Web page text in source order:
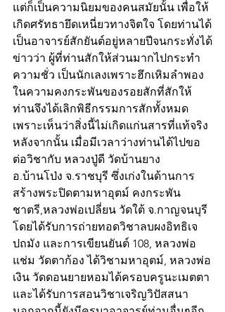
แต่ก็เป็นความนิยมของคนสมัยนั้น เพื่อให้
เกิดศรัทธายึดเหนี่ยวทางจิตใจ โดยท่านได้
เป็นอาจารย์สักยันต์อยู่หลายปีจนกระทั่งได้
ข่าวว่า ผู้ที่ท่านสักให้ส่วนมากไปกระทำ
ความชั่ว เป็นนักเลงเพราะฮึกเหิมลำพอง
ในความคงกระพันของรอยสักที่สักให้
ท่านจึงได้เลิกพิธีกรรมการสักทั้งหมด
เพราะเห็นว่าสิ่งนี้ไม่เกิดแก่นสารที่แท้จริง
หลังจากนั้น เมื่อมีเวลาว่างท่านได้ไปขอ
ต่อวิชากับ หลวงปู่ดี วัดบ้านยาง
อ.บ้านโป่ง จ.ราชบุรี ซึ่งเก่งในด้านการ
สร้างพระปิดตามหาอุตม์ คงกระพัน
ชาตรี,หลวงพ่อเปลี่ยน วัดใต้ จ.กาญจนบุรี
โดยได้รับการถ่ายทอดวิชาลบผงอิทธิเจ
ปถมัง และการเขียนยันต์ 108, หลวงพ่อ
แช่ม วัดตาก้อง ได้วิชามหาอุตม์, หลวงพ่อ
เงิน วัดดอนยายหอมได้ครอบครูนะเมตตา
และได้รับการสอนวิชาเจริญวิปัสสนา